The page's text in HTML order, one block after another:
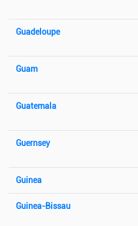
Guadeloupe
Guam
Guatemala
Guernsey
Guinea
Guinea-Bissau